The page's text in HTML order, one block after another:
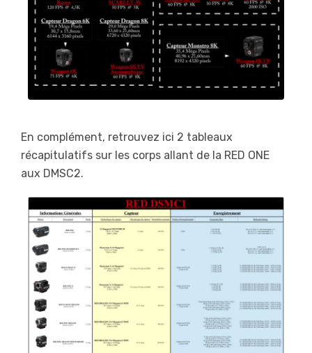
En complément, retrouvez ici 2 tableaux
récapitulatifs sur les corps allant de la RED ONE
aux DMSC2.